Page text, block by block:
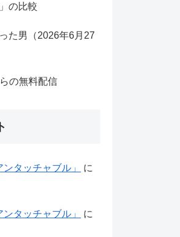
の比較
た男（2026年6月27
の無料配信
タッチャブル」
に
タッチャブル」
に